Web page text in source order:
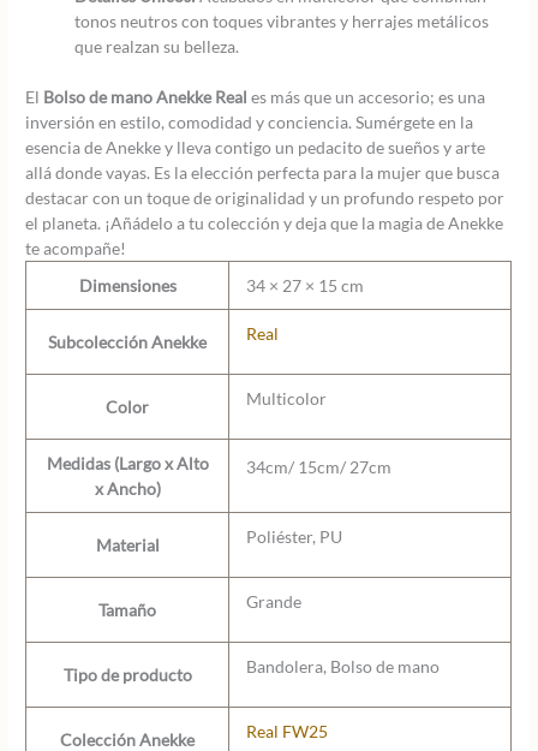
tonos neutros con toques vibrantes y herrajes metálicos
que realzan su belleza.
El Bolso de mano Anekke Real es más que un accesorio; es una
inversión en estilo, comodidad y conciencia. Sumérgete en la
esencia de Anekke y lleva contigo un pedacito de sueños y arte
allá donde vayas. Es la elección perfecta para la mujer que busca
destacar con un toque de originalidad y un profundo respeto por
el planeta. ¡Añádelo a tu colección y deja que la magia de Anekke
te acompañe!
Dimensiones
34 × 27 × 15 cm
Subcolección Anekke Real
Color Multicolor
Medidas (Largo x Alto
x Ancho)
34cm/ 15cm/ 27cm
Material Poliéster, PU
Tamaño Grande
Tipo de producto Bandolera, Bolso de mano
Colección Anekke Real FW25